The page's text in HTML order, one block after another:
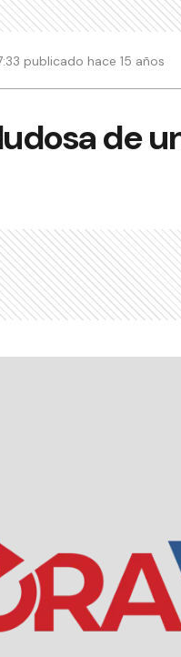
publicado hace 15 años
de